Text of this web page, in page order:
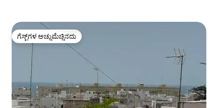
ಗೆಸ್ಟ್‌ಗಳ ಅಚ್ಚುಮೆಚ್ಚಿನದು
ಗೆಸ್ಟ್‌ಗಳ ಅಚ್ಚುಮೆಚ್ಚಿನದು